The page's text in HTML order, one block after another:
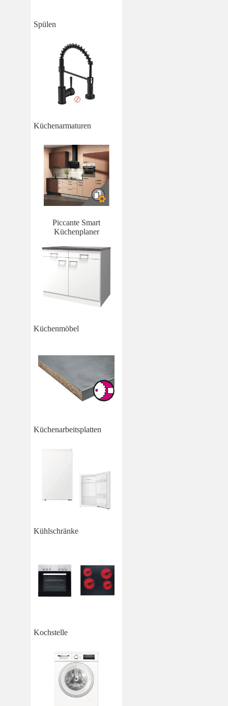
Spülen
Küchenarmaturen
Piccante Smart
Küchenplaner
Küchenmöbel
Küchenarbeitsplatten
Kühlschränke
Kochstelle